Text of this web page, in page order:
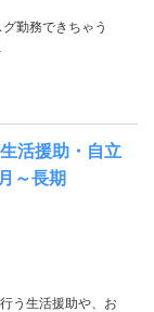
勤務できちゃう
活援助・自立
～長期
う生活援助や、お